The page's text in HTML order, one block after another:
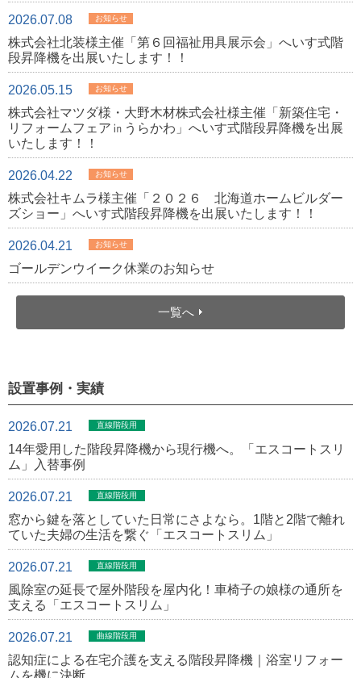
2026.07.08 お知らせ
株式会社北装様主催「第６回福祉用具展示会」へいす式階
段昇降機を出展いたします！！
2026.05.15 お知らせ
株式会社マツダ様・大野木材株式会社様主催「新築住宅・
リフォームフェア㏌うらかわ」へいす式階段昇降機を出展
いたします！！
2026.04.22 お知らせ
株式会社キムラ様主催「２０２６ 北海道ホームビルダー
ズショー」へいす式階段昇降機を出展いたします！！
2026.04.21 お知らせ
ゴールデンウイーク休業のお知らせ
一覧へ
設置事例・実績
2026.07.21 直線階段用
14年愛用した階段昇降機から現行機へ。「エスコートスリ
ム」入替事例
2026.07.21 直線階段用
窓から鍵を落としていた日常にさよなら。1階と2階で離れ
ていた夫婦の生活を繋ぐ「エスコートスリム」
2026.07.21 直線階段用
風除室の延長で屋外階段を屋内化！車椅子の娘様の通所を
支える「エスコートスリム」
2026.07.21 曲線階段用
認知症による在宅介護を支える階段昇降機｜浴室リフォー
ムを機に決断